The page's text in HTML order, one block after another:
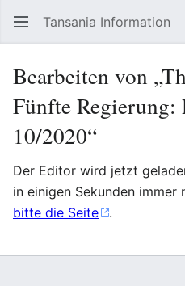
Tansania Information
Bearbeiten von
Fünfte
10/2020“
Der Editor wird jetzt
in einigen Sekunden immer
bitte die Seite
.